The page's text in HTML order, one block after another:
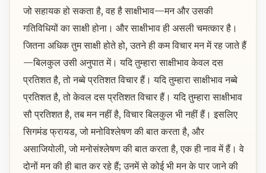
जो सहायक हो सकता है, वह है साक्षीभाव—मन और उसकी
गतिविधियों का साक्षी होना। और साक्षीभाव ही असली चमत्कार है।
जितना अधिक तुम साक्षी होते हो, उतने ही कम विचार मन में रह जाते हैं
—बिलकुल उसी अनुपात में। यदि तुम्हारा साक्षीभाव केवल दस
प्रतिशत है, तो नब्बे प्रतिशत विचार हैं। यदि तुम्हारा साक्षीभाव नब्बे
प्रतिशत है, तो केवल दस प्रतिशत विचार हैं। यदि तुम्हारा साक्षीभाव
सौ प्रतिशत है, तब मन नहीं है, विचार बिलकुल भी नहीं हैं। इसलिए
सिगमंड फ्रायड, जो मनोविश्लेषण की बात करता है, और
असाजियोली, जो मनोसंश्लेषण की बात करता है, एक ही नाव में हैं। वे
दोनों मन की ही बात कर रहे हैं; उनमें से कोई भी मन के पार जाने की